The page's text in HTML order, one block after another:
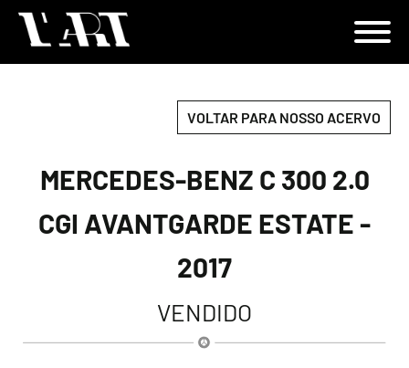
VOLTAR PARA NOSSO ACERVO
MERCEDES-BENZ C 300 2.0
CGI AVANTGARDE ESTATE -
2017
VENDIDO